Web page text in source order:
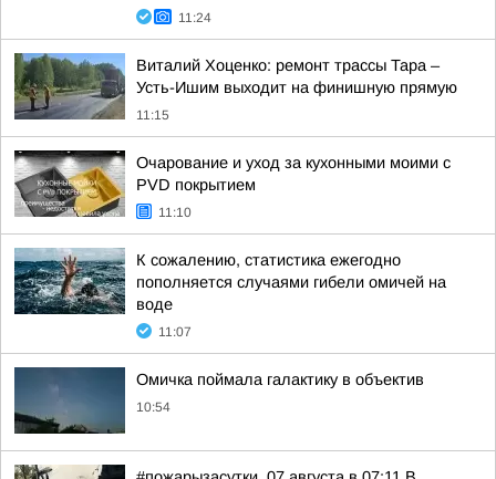
11:24
Виталий Хоценко: ремонт трассы Тара –
Усть-Ишим выходит на финишную прямую
11:15
Очарование и уход за кухонными моими с
PVD покрытием
11:10
К сожалению, статистика ежегодно
пополняется случаями гибели омичей на
воде
11:07
Омичка поймала галактику в объектив
10:54